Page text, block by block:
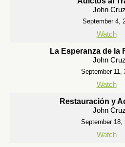
John Cruz
September 4,
Watch
La Esperanza de la
John Cruz
September 11,
Watch
Restauración y
John Cruz
September 18,
Watch